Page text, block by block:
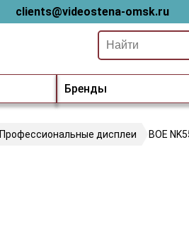
clients@videostena-omsk.ru
Бренды
Профессиональные дисплеи BOE